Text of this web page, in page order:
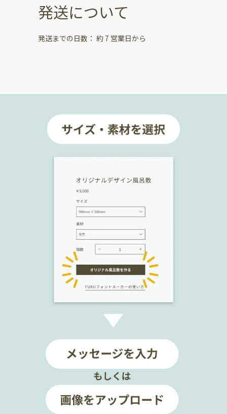
発送について
発送までの日数： 約 7 営業日から